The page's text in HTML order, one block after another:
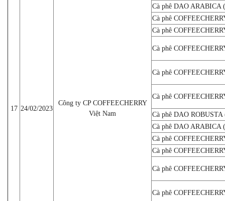
17 24/02/2023
Công ty CP COFFEECHERRY
Việt Nam
Cà phê DAO ARABICA
Cà phê
Cà phê
Cà phê
Cà phê
Cà phê
Cà phê DAO ROBUSTA
Cà phê DAO ARABICA
Cà phê
Cà phê
Cà phê
Cà phê